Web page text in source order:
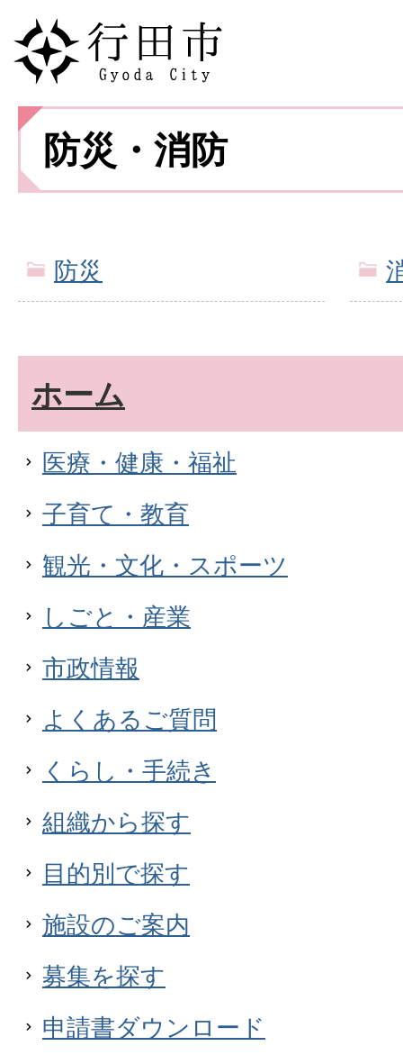
防災・消防
防災
ホーム
医療・健康・福祉
子育て・教育
観光・文化・スポーツ
しごと・産業
市政情報
よくあるご質問
くらし・手続き
組織から探す
目的別で探す
施設のご案内
募集を探す
申請書ダウンロード